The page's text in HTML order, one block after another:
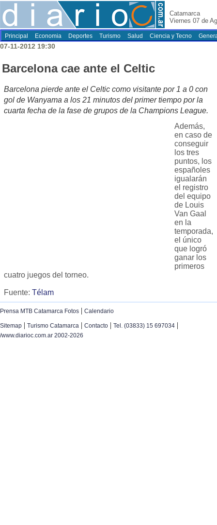
Catamarca
Viernes 07 de
Principal Economia Deportes Turismo Salud Ciencia y Tecno
07-11-2012 19:30
Barcelona cae ante el Celtic
Barcelona pierde ante el Celtic como visitante por 1 a 0 con
gol de Wanyama a los 21 minutos del primer tiempo por la
cuarta fecha de la fase de grupos de la Champions League.
Además,
en caso de
conseguir
los tres
puntos, los
españoles
igualarán
el registro
del equipo
de Louis
Van Gaal
en la
temporada,
el único
que logró
ganar los
primeros
cuatro juegos del torneo.
Fuente: Télam
Prensa MTB Catamarca Fotos | Calendario
Sitemap | Turismo Catamarca | Contacto | Tel. (03833) 15 697034 |
/www.diarioc.com.ar 2002-2026